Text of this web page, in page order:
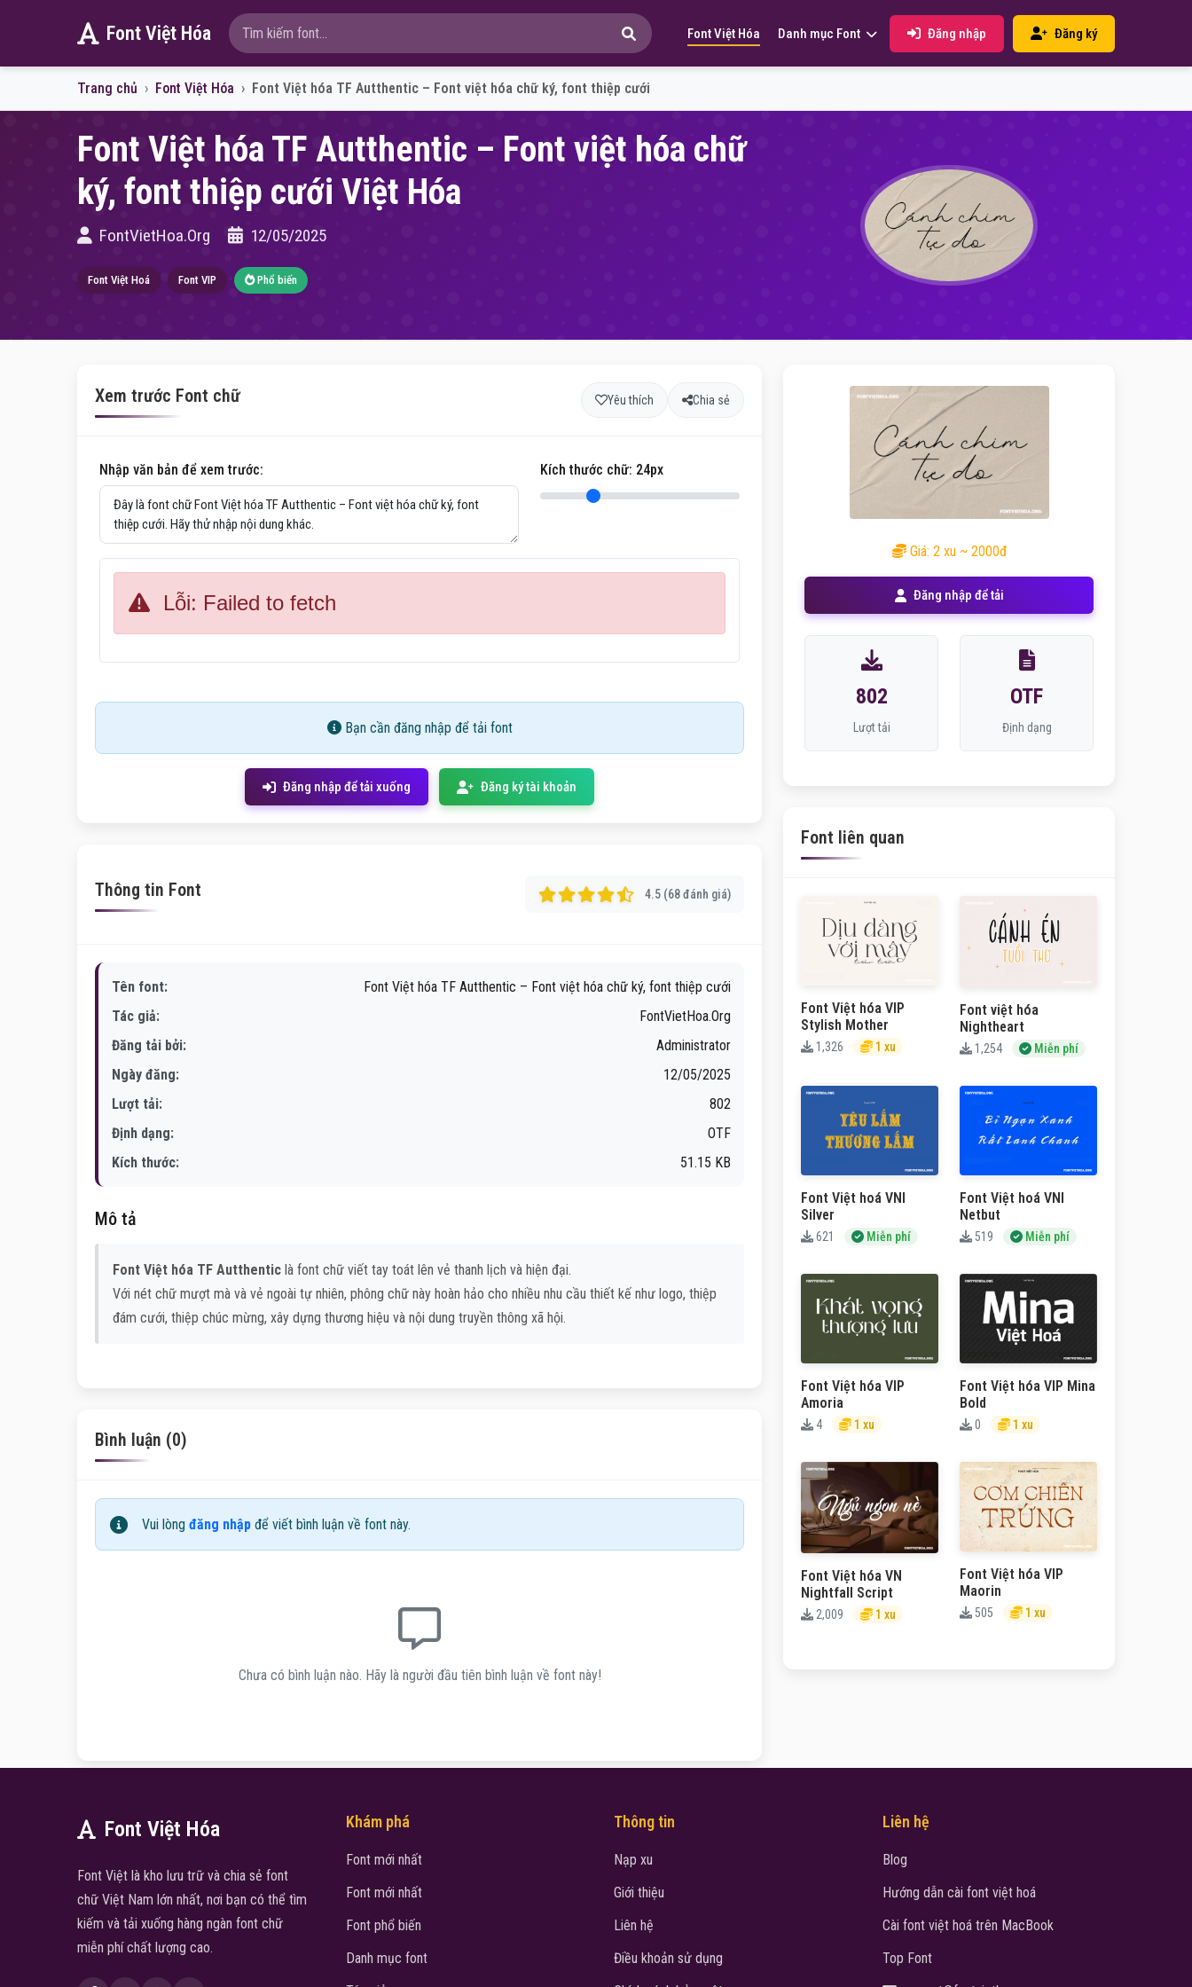
Font Việt Hóa Font Việt Hóa Danh mục Font Đăng nhập Đăng ký
Trang chủ Font Việt Hóa Font Việt hóa TF Autthentic – Font việt hóa chữ ký, font thiệp cưới
Font Việt hóa TF Autthentic – Font việt hóa chữ
ký, font thiệp cưới Việt Hóa
FontVietHoa.Org 12/05/2025
Font Việt Hoá Font VIP Phổ biến
Xem trước Font chữ Yêu thích Chia sẻ
Nhập văn bản để xem trước: Kích thước chữ: 24px
Lỗi: Failed to fetch
Bạn cần đăng nhập để tải font
Đăng nhập để tải xuống Đăng ký tài khoản
Thông tin Font 4.5 (68 đánh giá)
Tên font:
Font Việt hóa TF Autthentic – Font việt hóa chữ ký, font thiệp cưới
Tác giả:
FontVietHoa.Org
Đăng tải bởi:
Administrator
Ngày đăng:
12/05/2025
Lượt tải:
802
Định dạng:
OTF
Kích thước:
51.15 KB
Mô tả
Font Việt hóa TF Autthentic là font chữ viết tay toát lên vẻ thanh lịch và hiện đại.
Với nét chữ mượt mà và vẻ ngoài tự nhiên, phông chữ này hoàn hảo cho nhiều nhu cầu thiết kế như logo, thiệp
đám cưới, thiệp chúc mừng, xây dựng thương hiệu và nội dung truyền thông xã hội.
Bình luận (0)
Vui lòng đăng nhập để viết bình luận về font này.
Chưa có bình luận nào. Hãy là người đầu tiên bình luận về font này!
Giá: 2 xu ~ 2000đ
Đăng nhập để tải
802
Lượt tải
OTF
Định dạng
Font liên quan
Font Việt hóa VIP
Stylish Mother
1,326 1 xu
Font việt hóa
Nightheart
1,254 Miễn phí
Font Việt hoá VNI
Silver
621 Miễn phí
Font Việt hoá VNI
Netbut
519 Miễn phí
Font Việt hóa VIP
Amoria
4 1 xu
Font Việt hóa VIP Mina
Bold
0 1 xu
Font Việt hóa VN
Nightfall Script
2,009 1 xu
Font Việt hóa VIP
Maorin
505 1 xu
Font Việt Hóa
Font Việt là kho lưu trữ và chia sẻ font
chữ Việt Nam lớn nhất, nơi bạn có thể tìm
kiếm và tải xuống hàng ngàn font chữ
miễn phí chất lượng cao.
Khám phá
Font mới nhất
Font mới nhất
Font phổ biến
Danh mục font
Thông tin
Nạp xu
Giới thiệu
Liên hệ
Điều khoản sử dụng
Liên hệ
Blog
Hướng dẫn cài font việt hoá
Cài font việt hoá trên MacBook
Top Font